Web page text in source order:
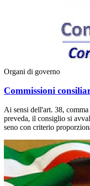
Organi di governo
Commissioni
Ai sensi dell'art. 38,
preveda, il consiglio si
seno con criterio